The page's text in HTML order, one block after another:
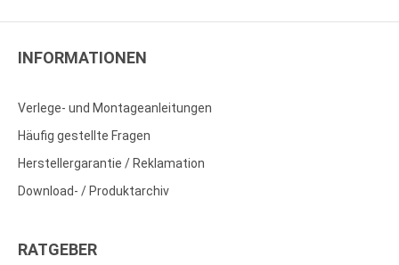
INFORMATIONEN
Verlege- und Montageanleitungen
Häufig gestellte Fragen
Herstellergarantie / Reklamation
Download- / Produktarchiv
RATGEBER